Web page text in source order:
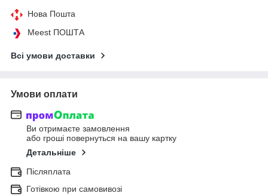
Нова Пошта
Meest ПОШТА
Всі умови доставки
Умови оплати
Ви отримаєте замовлення
або гроші повернуться на вашу картку
Детальніше
Післяплата
Готівкою при самовивозі